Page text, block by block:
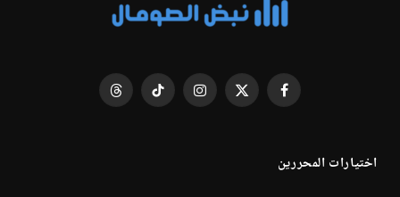
فيسبوك X
الانستغرامتيكتوك Threads
اختيارات المحررين